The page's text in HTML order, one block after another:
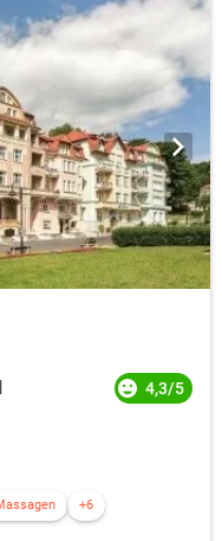
4,3/5
+6